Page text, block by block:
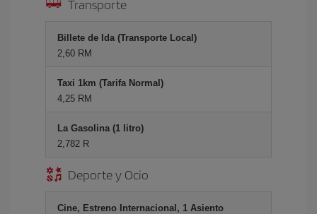
Transporte
Billete de Ida (Transporte Local)
2,60 RM
Taxi 1km (Tarifa Normal)
4,25 RM
La Gasolina (1 litro)
2,782 R
Deporte y Ocio
Cine, Estreno Internacional, 1 Asiento